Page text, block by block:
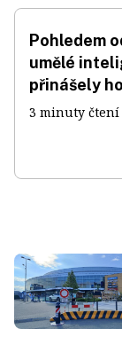
Pohledem
umělé
přinášely
3 minuty čtení